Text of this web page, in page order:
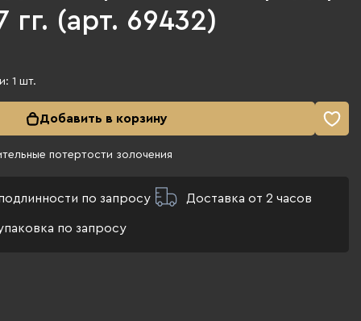
гг. (арт. 69432)
1 шт.
Добавить в корзину
потертости золочения
по запросу Доставка от 2 часов
по запросу